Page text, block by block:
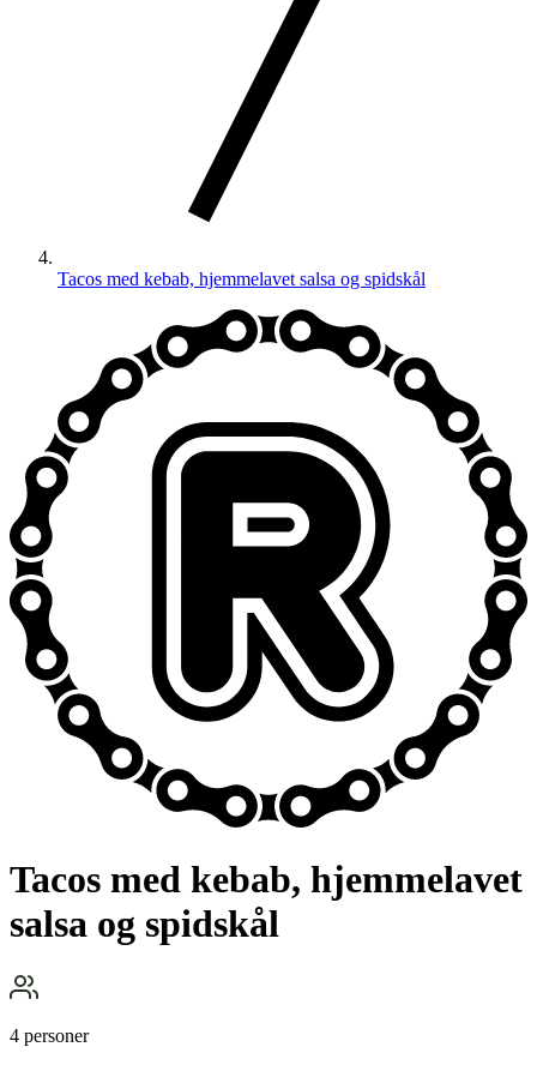
Tacos med kebab, hjemmelavet salsa og spidskål
Tacos med kebab, hjemmelavet
salsa og spidskål
4 personer